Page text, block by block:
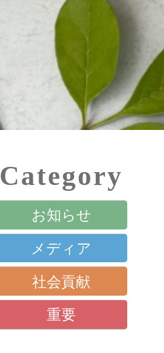
Category
お知らせ
メディア
社会貢献
重要